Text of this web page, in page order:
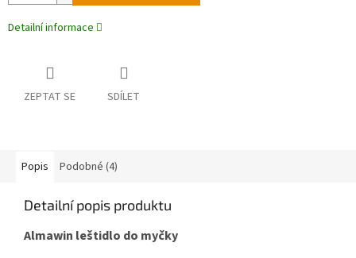
Detailní informace
ZEPTAT SE SDÍLET
Popis Podobné (4)
Detailní popis produktu
Almawin leštidlo do myčky